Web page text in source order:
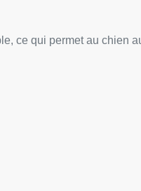
ce qui permet au chien